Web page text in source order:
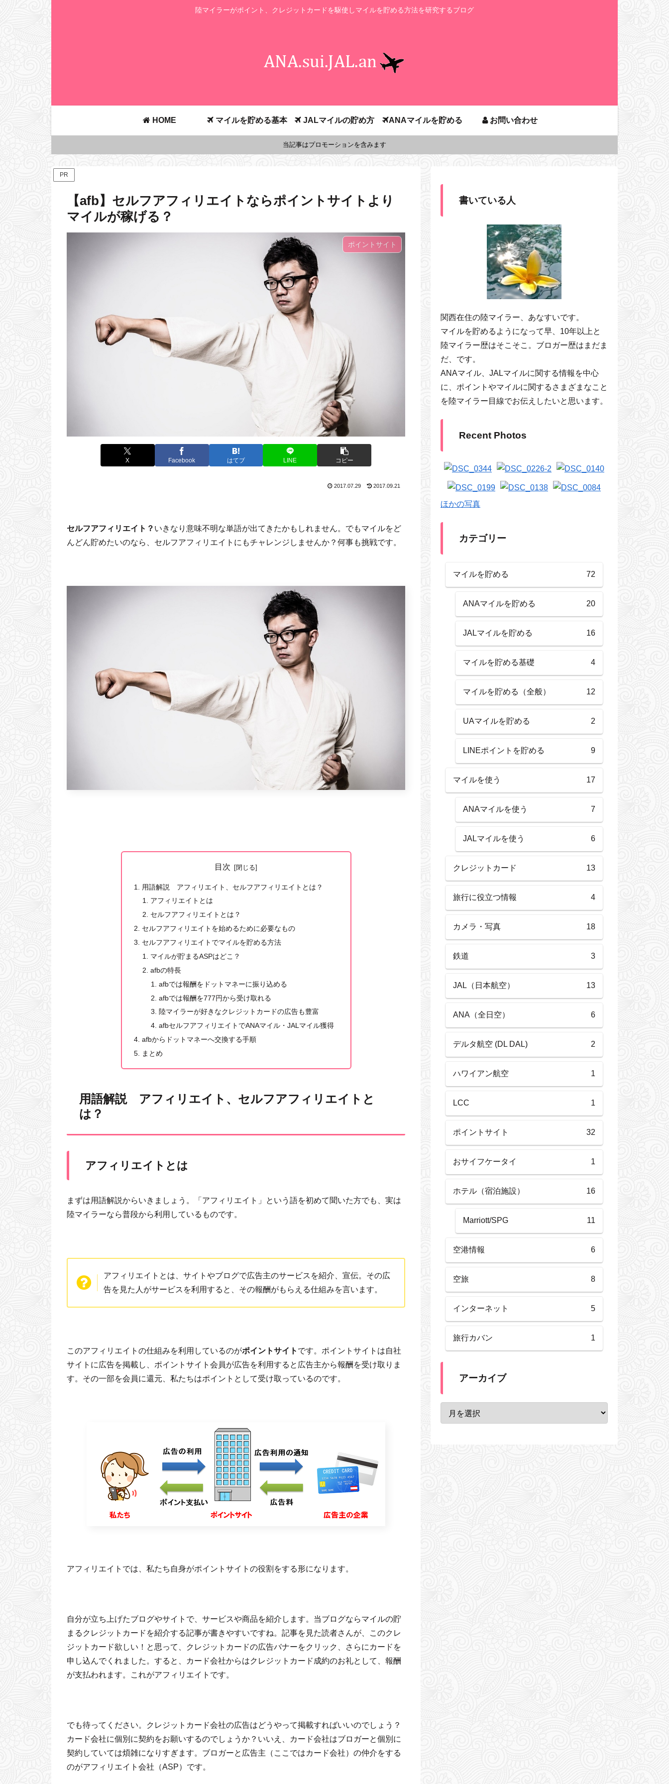
陸マイラーがポイント、クレジットカードを駆使しマイルを貯める方法を研究するブログ
HOME マイルを貯める基本 JALマイルの貯め方 ANAマイルを貯める お問い合わせ
当記事はプロモーションを含みます
PR
【afb】セルフアフィリエイトならポイントサイトより
マイルが稼げる？
ポイントサイト
X Facebook はてブ LINE コピー
2017.07.29 2017.09.21
セルフアフィリエイト？ いきなり意味不明な単語が出てきたかもしれません。でもマイルをど
んどん貯めたいのなら、セルフアフィリエイトにもチャレンジしませんか？何事も挑戦です。
目次
用語解説 アフィリエイト、セルフアフィリエイトとは？
アフィリエイトとは
セルフアフィリエイトとは？
セルフアフィリエイトを始めるために必要なもの
セルフアフィリエイトでマイルを貯める方法
マイルが貯まるASPはどこ？
afbの特長
afbでは報酬をドットマネーに振り込める
afbでは報酬を777円から受け取れる
陸マイラーが好きなクレジットカードの広告も豊富
afbセルフアフィリエイトでANAマイル・JALマイル獲得
afbからドットマネーへ交換する手順
まとめ
用語解説 アフィリエイト、セルフアフィリエイトと
は？
アフィリエイトとは
まずは用語解説からいきましょう。「アフィリエイト」という語を初めて聞いた方でも、実は
陸マイラーなら普段から利用しているものです。
アフィリエイトとは、サイトやブログで広告主のサービスを紹介、宣伝。その広
告を見た人がサービスを利用すると、その報酬がもらえる仕組みを言います。
このアフィリエイトの仕組みを利用しているのがポイントサイト です。ポイントサイトは自社
サイトに広告を掲載し、ポイントサイト会員が広告を利用すると広告主から報酬を受け取りま
す。その一部を会員に還元、私たちはポイントとして受け取っているのです。
アフィリエイトでは、私たち自身がポイントサイトの役割をする形になります。
自分が立ち上げたブログやサイトで、サービスや商品を紹介します。当ブログならマイルの貯
まるクレジットカードを紹介する記事が書きやすいですね。記事を見た読者さんが、このクレ
ジットカード欲しい！と思って、クレジットカードの広告バナーをクリック、さらにカードを
申し込んでくれました。すると、カード会社からはクレジットカード成約のお礼として、報酬
が支払われます。これがアフィリエイトです。
でも待ってください。クレジットカード会社の広告はどうやって掲載すればいいのでしょう？
カード会社に個別に契約をお願いするのでしょうか？いいえ、カード会社はブロガーと個別に
契約していては煩雑になりすぎます。ブロガーと広告主（ここではカード会社）の仲介をする
のがアフィリエイト会社（ASP）です。
書いている人
関西在住の陸マイラー、あなすいです。
マイルを貯めるようになって早、10年以上と
陸マイラー歴はそこそこ。ブロガー歴はまだま
だ、です。
ANAマイル、JALマイルに関する情報を中心
に、ポイントやマイルに関するさまざまなこと
を陸マイラー目線でお伝えしたいと思います。
Recent Photos
ほかの写真
カテゴリー
マイルを貯める 72
ANAマイルを貯める 20
JALマイルを貯める 16
マイルを貯める基礎 4
マイルを貯める（全般） 12
UAマイルを貯める 2
LINEポイントを貯める 9
マイルを使う 17
ANAマイルを使う 7
JALマイルを使う 6
クレジットカード 13
旅行に役立つ情報 4
カメラ・写真 18
鉄道 3
JAL（日本航空） 13
ANA（全日空） 6
デルタ航空 (DL DAL) 2
ハワイアン航空 1
LCC 1
ポイントサイト 32
おサイフケータイ 1
ホテル（宿泊施設） 16
Marriott/SPG 11
空港情報 6
空旅 8
インターネット 5
旅行カバン 1
アーカイブ